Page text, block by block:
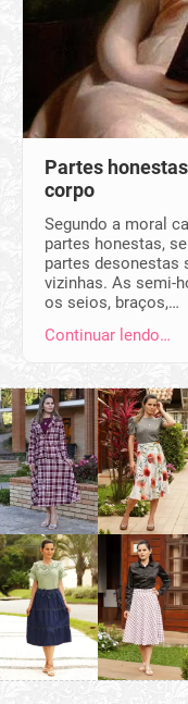
Partes
corpo
Segundo a moral
partes honestas,
partes desonestas
vizinhas. As semi-
os seios, braços,…
Continuar lendo…